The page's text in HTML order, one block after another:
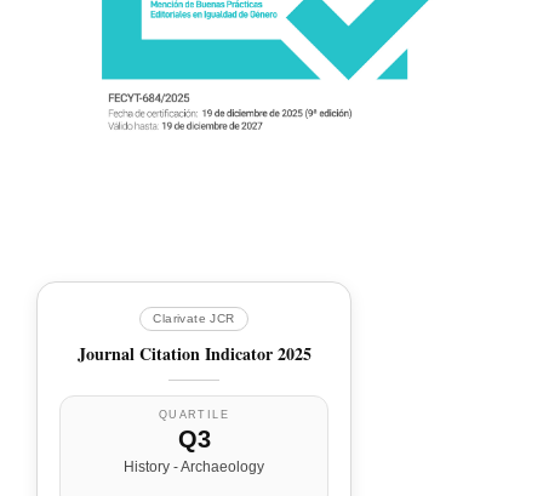
Clarivate JCR
Journal Citation Indicator 2025
QUARTILE
Q3
History - Archaeology